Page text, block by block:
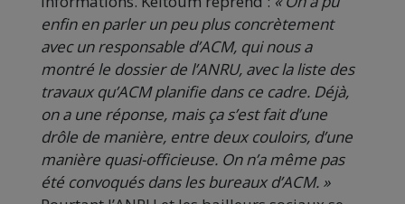
enfin en parler un peu plus concrètement
avec un responsable d’ACM, qui nous a
montré le dossier de l’ANRU, avec la liste des
travaux qu’ACM planifie dans ce cadre. Déjà,
on a une réponse, mais ça s’est fait d’une
drôle de manière, entre deux couloirs, d’une
manière quasi-officieuse. On n’a même pas
été convoqués dans les bureaux d’ACM. »